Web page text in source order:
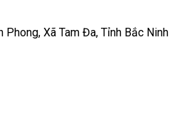
Phong, Xã Tam Đa, Tỉnh Bắc Ninh